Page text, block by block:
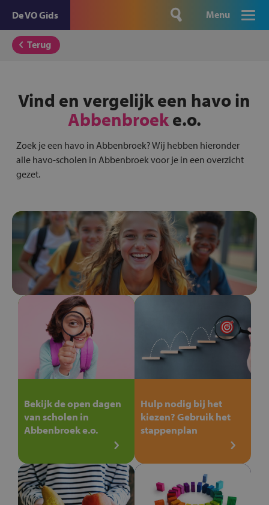
De VO Gids Menu
Terug
Vind en vergelijk een havo in
Abbenbroeke.o.
Zoek je een havo in Abbenbroek? Wij hebben hieronder
alle havo-scholen in Abbenbroek voor je in een overzicht
gezet.
Bekijk de open dagen
van scholen in
Abbenbroek e.o.
Hulp nodig bij het
kiezen? Gebruik het
stappenplan